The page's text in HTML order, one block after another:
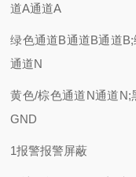
道A通道A
绿色通道B通道B通道
通道N
黄色/棕色通道N通道N;
GND
1报警报警屏蔽